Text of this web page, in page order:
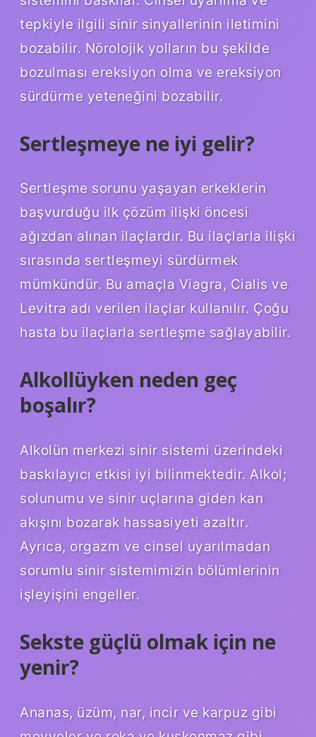
tepkiyle ilgili sinir sinyallerinin iletimini
bozabilir. Nörolojik yolların bu şekilde
bozulması ereksiyon olma ve ereksiyon
sürdürme yeteneğini bozabilir.
Sertleşmeye ne iyi gelir?
Sertleşme sorunu yaşayan erkeklerin
başvurduğu ilk çözüm ilişki öncesi
ağızdan alınan ilaçlardır. Bu ilaçlarla ilişki
sırasında sertleşmeyi sürdürmek
mümkündür. Bu amaçla Viagra, Cialis ve
Levitra adı verilen ilaçlar kullanılır. Çoğu
hasta bu ilaçlarla sertleşme sağlayabilir.
Alkollüyken neden geç
boşalır?
Alkolün merkezi sinir sistemi üzerindeki
baskılayıcı etkisi iyi bilinmektedir. Alkol;
solunumu ve sinir uçlarına giden kan
akışını bozarak hassasiyeti azaltır.
Ayrıca, orgazm ve cinsel uyarılmadan
sorumlu sinir sistemimizin bölümlerinin
işleyişini engeller.
Sekste güçlü olmak için ne
yenir?
Ananas, üzüm, nar, incir ve karpuz gibi